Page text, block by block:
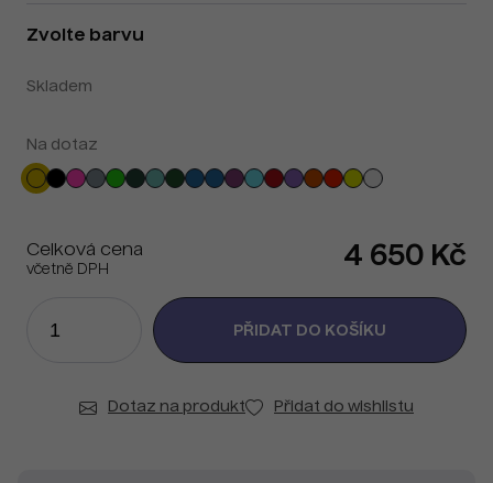
Zvolte barvu
Skladem
Na dotaz
Celková cena
včetně DPH 4 650 Kč
Dotaz na produkt Přidat do wishlistu